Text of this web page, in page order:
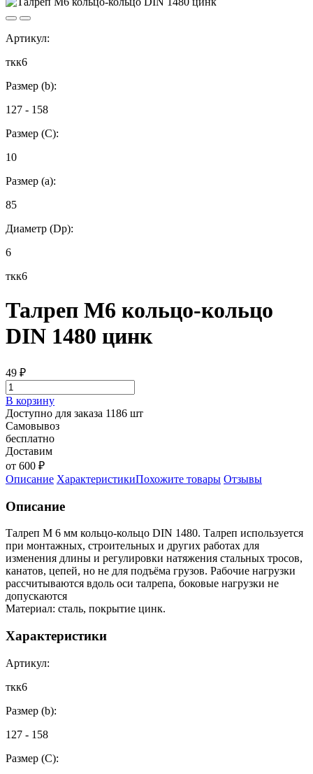
Артикул:
ткк6
Размер (b):
127 - 158
Размер (С):
10
Размер (а):
85
Диаметр (Dp):
6
ткк6
Талреп М6 кольцо-кольцо
DIN 1480 цинк
49 ₽
В корзину
Доступно для заказа 1186 шт
Самовывоз
бесплатно
Доставим
от 600 ₽
Описание ХарактеристикиПохожите товары Отзывы
Описание
Талреп М 6 мм кольцо-кольцо DIN 1480. Талреп используется
при монтажных, строительных и других работах для
изменения длины и регулировки натяжения стальных тросов,
канатов, цепей, но не для подъёма грузов. Рабочие нагрузки
рассчитываются вдоль оси талрепа, боковые нагрузки не
допускаются
Материал: сталь, покрытие цинк.
Характеристики
Артикул:
ткк6
Размер (b):
127 - 158
Размер (С):